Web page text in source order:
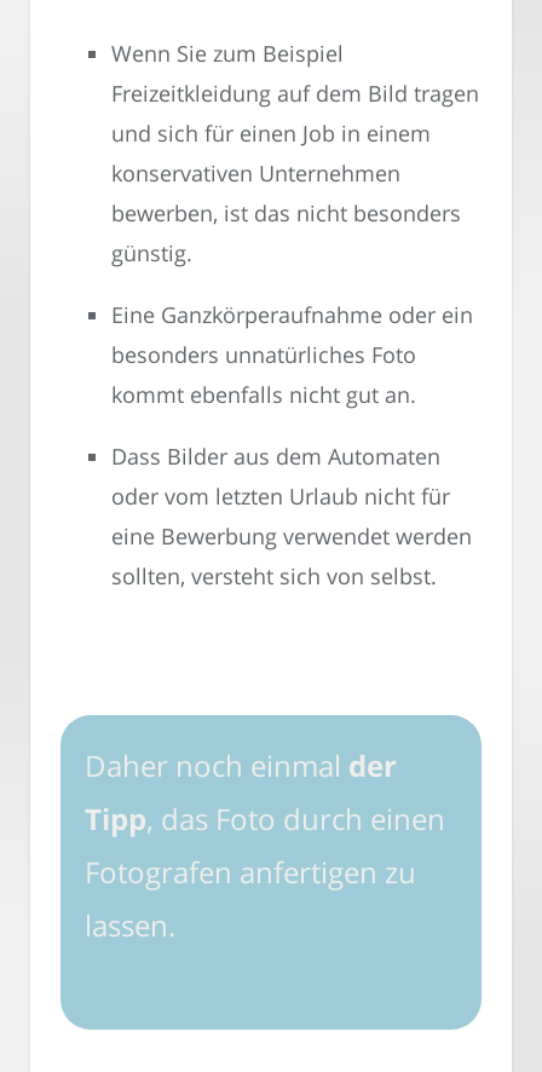
Wenn Sie zum Beispiel
Freizeitkleidung auf dem Bild tragen
und sich für einen Job in einem
konservativen Unternehmen
bewerben, ist das nicht besonders
günstig.
Eine Ganzkörperaufnahme oder ein
besonders unnatürliches Foto
kommt ebenfalls nicht gut an.
Dass Bilder aus dem Automaten
oder vom letzten Urlaub nicht für
eine Bewerbung verwendet werden
sollten, versteht sich von selbst.
Daher noch einmal der
Tipp, das Foto durch einen
Fotografen anfertigen zu
lassen.